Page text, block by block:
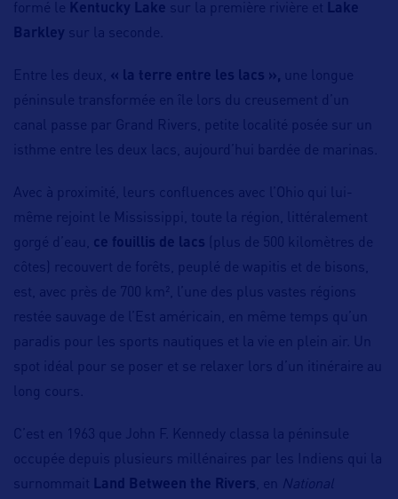
formé le Kentucky Lake sur la première rivière et Lake
Barkley sur la seconde.
Entre les deux, « la terre entre les lacs », une longue
péninsule transformée en île lors du creusement d’un
canal passe par Grand Rivers, petite localité posée sur un
isthme entre les deux lacs, aujourd’hui bardée de marinas.
Avec à proximité, leurs confluences avec l’Ohio qui lui-
même rejoint le Mississippi, toute la région, littéralement
gorgé d’eau, ce fouillis de lacs (plus de 500 kilomètres de
côtes) recouvert de forêts, peuplé de wapitis et de bisons,
est, avec près de 700 km², l’une des plus vastes régions
restée sauvage de l’Est américain, en même temps qu’un
paradis pour les sports nautiques et la vie en plein air. Un
spot idéal pour se poser et se relaxer lors d’un itinéraire au
long cours.
C’est en 1963 que John F. Kennedy classa la péninsule
occupée depuis plusieurs millénaires par les Indiens qui la
surnommait Land Between the Rivers , en National